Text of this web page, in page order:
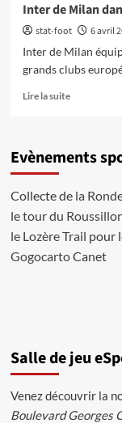
Inter de Milan
stat-foot
6 avril
Inter de Milan
grands clubs
Lire la suiteEn
Inter
dans
Fifa
Ultimate
Team
Evènements
Collecte de la
le tour du
le Lozère Trail pour
GogocartoCanet
Salle de jeu
Venez découvrir la
Boulevard Georges